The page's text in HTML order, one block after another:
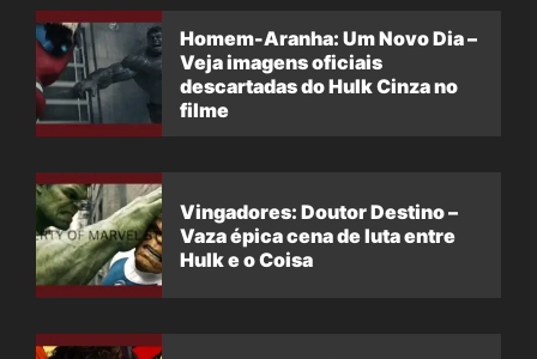
Homem-Aranha: Um Novo Dia –
Veja imagens oficiais
descartadas do Hulk Cinza no
filme
Vingadores: Doutor Destino –
Vaza épica cena de luta entre
Hulk e o Coisa